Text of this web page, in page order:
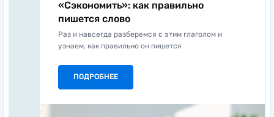
«Сэкономить»: как правильно
пишется слово
Раз и навсегда разберемся с этим глаголом и
узнаем, как правильно он пишется
ПОДРОБНЕЕ